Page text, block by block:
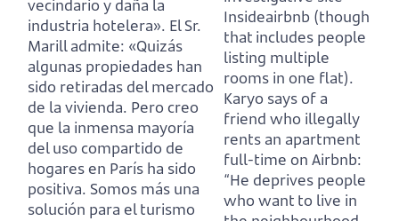
vecindario y daña la
industria hotelera». El Sr.
Marill admite: «Quizás
algunas propiedades han
sido retiradas del mercado
de la vivienda. Pero creo
que la inmensa mayoría
del uso compartido de
hogares en París ha sido
positiva. Somos más una
solución para el turismo
Insideairbnb (though
that includes people
listing multiple
rooms in one flat).
Karyo says of a
friend who illegally
rents an apartment
full-time on Airbnb:
“He deprives people
who want to live in